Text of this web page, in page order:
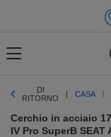
DI
RITORNO
CASA
Cerchio in acciaio
IV Pro SuperB SEAT